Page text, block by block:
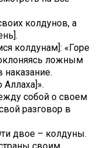
колдунов, а
колдунам]: «Горе
ложным
наказание.
собой о своем
разговор в
двое – колдуны.